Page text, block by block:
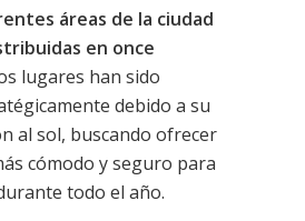
áreas de la ciudad
en once
lugares han sido
debido a su
al sol, buscando ofrecer
cómodo y seguro para
todo el año.